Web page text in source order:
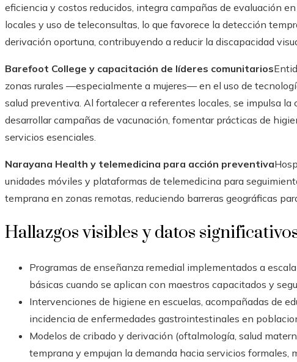
eficiencia y costos reducidos, integra campañas de evaluación
locales y uso de teleconsultas, lo que favorece la detección
derivación oportuna, contribuyendo a reducir la discapacidad
Barefoot College y capacitación de líderes comunitarios
zonas rurales —especialmente a mujeres— en el uso de
salud preventiva. Al fortalecer a referentes locales, se impulsa
desarrollar campañas de vacunación, fomentar prácticas de
servicios esenciales.
Narayana Health y telemedicina para acción preventiva
unidades móviles y plataformas de telemedicina para
temprana en zonas remotas, reduciendo barreras geográficas
Hallazgos visibles y datos
Programas de enseñanza remedial implementados a
básicas cuando se aplican con maestros capacitados y
Intervenciones de higiene en escuelas, acompañadas de
incidencia de enfermedades gastrointestinales en
Modelos de cribado y derivación (oftalmología, salud
temprana y empujan la demanda hacia servicios formales,